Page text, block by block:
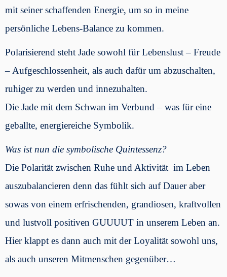
mit seiner schaffenden Energie, um so in meine
persönliche Lebens-Balance zu kommen.
Polarisierend steht Jade sowohl für Lebenslust – Freude
– Aufgeschlossenheit, als auch dafür um abzuschalten,
ruhiger zu werden und innezuhalten.
Die Jade mit dem Schwan im Verbund – was für eine
geballte, energiereiche Symbolik.
Was ist nun die symbolische Quintessenz?
Die Polarität zwischen Ruhe und Aktivität im Leben
auszubalancieren denn das fühlt sich auf Dauer aber
sowas von einem erfrischenden, grandiosen, kraftvollen
und lustvoll positiven GUUUUT in unserem Leben an.
Hier klappt es dann auch mit der Loyalität sowohl uns,
als auch unseren Mitmenschen gegenüber…